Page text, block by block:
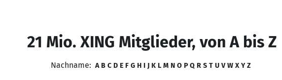
21 Mio. XING Mitglieder, von A bis Z
Nachname: A B C D E F G H I J K L M N O P Q R S T U V W X Y Z